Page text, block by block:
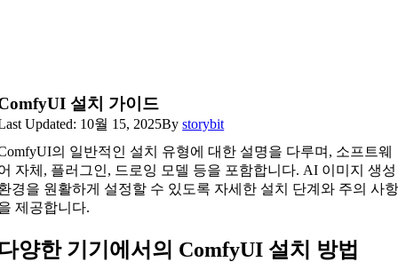
설치 가이드
Updated: 10월 15, 2025Bystorybit
의 일반적인 설치 유형에 대한 설명을 다루며, 소프트웨
자체, 플러그인, 드로잉 모델 등을 포함합니다. AI 이미지 생성
경을 원활하게 설정할 수 있도록 자세한 설치 단계와 주의 사
제공합니다.
양한 기기에서의 ComfyUI 설치 방법